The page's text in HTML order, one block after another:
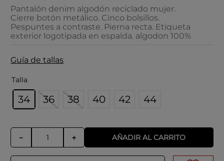
Pantalón denim algodón reciclado mujer.
Cierre botón metálico. Cinco bolsillos.
Pespuntes a contraste. Pierna recta. Etiqueta
exterior logotipada en espalda. algodon 100%
Guía de tallas
Talla
34 36 38 40 42 44
＋
－ AÑADIR AL CARRITO